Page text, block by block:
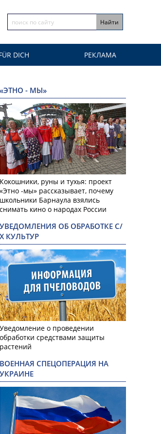
DICH РЕКЛАМА
«ЭТНО - МЫ»
Кокошники, руны и тухья: проект
«Этно -мы» рассказывает, почему
школьники Барнаула взялись
снимать кино о народах России
УВЕДОМЛЕНИЯ ОБ ОБРАБОТКЕ С/
Х КУЛЬТУР
Уведомление о проведении
обработки средствами защиты
растений
ВОЕННАЯ СПЕЦОПЕРАЦИЯ НА
УКРАИНЕ